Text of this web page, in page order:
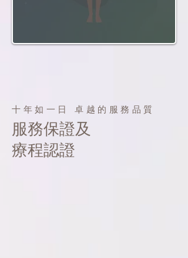
十年如一日 卓越的服務品質
服務保證及
療程認證